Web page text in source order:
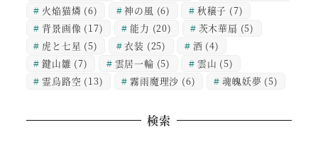
火焔猫燐 (6) 神の風 (6) 秋穣子 (7)
背景画像 (17) 能力 (20) 茨木華扇 (5)
虎と七星 (5) 衣装 (25) 酒 (4)
鍵山雛 (7) 雲居一輪 (5) 雲山 (5)
霊烏路空 (13) 霧雨魔理沙 (6) 魂魄妖夢 (5)
検索